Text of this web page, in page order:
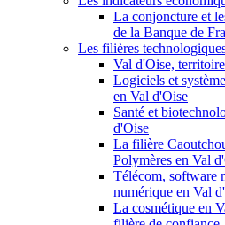
La conjoncture et
de la Banque de
Les filières
Val d'Oise,
Logiciels et
en Val d'Oise
Santé et
d'Oise
La filière
Polymères en Val
Télécom, software
numérique en Val
La cosmétique en